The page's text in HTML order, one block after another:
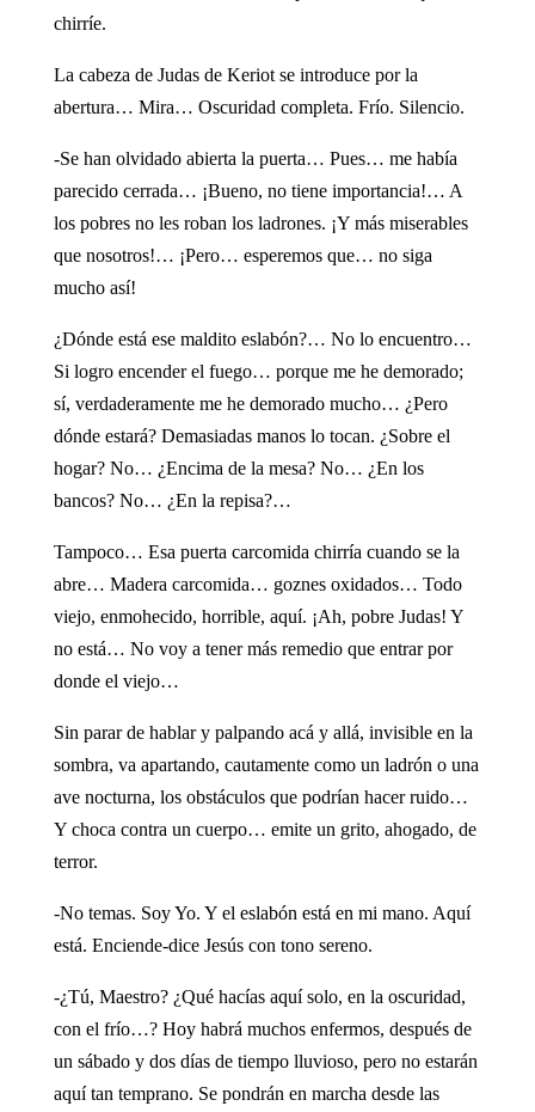
chirríe.
La cabeza de Judas de Keriot se introduce por la
abertura… Mira… Oscuridad completa. Frío. Silencio.
-Se han olvidado abierta la puerta… Pues… me había
parecido cerrada… ¡Bueno, no tiene importancia!… A
los pobres no les roban los ladrones. ¡Y más miserables
que nosotros!… ¡Pero… esperemos que… no siga
mucho así!
¿Dónde está ese maldito eslabón?… No lo encuentro…
Si logro encender el fuego… porque me he demorado;
sí, verdaderamente me he demorado mucho… ¿Pero
dónde estará? Demasiadas manos lo tocan. ¿Sobre el
hogar? No… ¿Encima de la mesa? No… ¿En los
bancos? No… ¿En la repisa?…
Tampoco… Esa puerta carcomida chirría cuando se la
abre… Madera carcomida… goznes oxidados… Todo
viejo, enmohecido, horrible, aquí. ¡Ah, pobre Judas! Y
no está… No voy a tener más remedio que entrar por
donde el viejo…
Sin parar de hablar y palpando acá y allá, invisible en la
sombra, va apartando, cautamente como un ladrón o una
ave nocturna, los obstáculos que podrían hacer ruido…
Y choca contra un cuerpo… emite un grito, ahogado, de
terror.
-No temas. Soy Yo. Y el eslabón está en mi mano. Aquí
está. Enciende-dice Jesús con tono sereno.
-¿Tú, Maestro? ¿Qué hacías aquí solo, en la oscuridad,
con el frío…? Hoy habrá muchos enfermos, después de
un sábado y dos días de tiempo lluvioso, pero no estarán
aquí tan temprano. Se pondrán en marcha desde las